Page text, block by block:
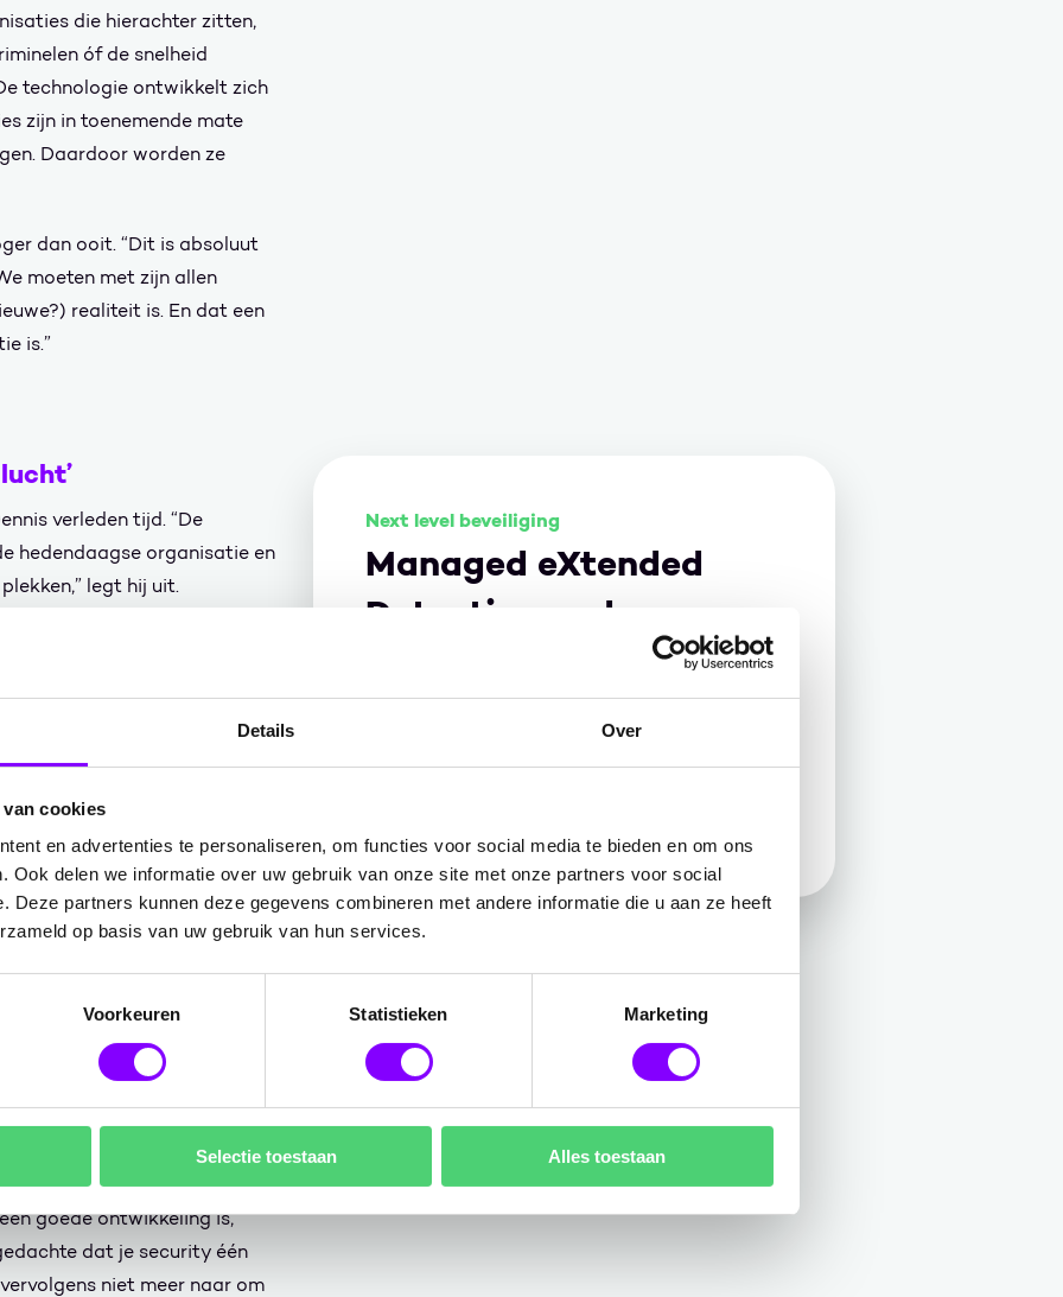
Details Over
cookies
en advertenties te personaliseren, om functies voor social media te bieden en om ons
Ook delen we informatie over uw gebruik van onze site met onze partners voor social
Deze partners kunnen deze gegevens combineren met andere informatie die u aan ze heeft
op basis van uw gebruik van hun services.
Voorkeuren Statistieken Marketing
Selectie toestaan Alles toestaan
die hierachter zitten,
óf de snelheid
technologie ontwikkelt zich
zijn in toenemende mate
Daardoor worden ze
dan ooit. “Dit is absoluut
moeten met zijn allen
realiteit is. En dat een
is.”
verleden tijd. “De
hedendaagse organisatie en
legt hij uit.
opdelen in een reeks op
simpelweg niet meer
Wil je het volledige plaatje
en oren ‘in de lucht’ te
een positieve ontwikkeling
“Er wordt veel
media lezen we met grote
beseffen steeds meer
optioneel is. Ik geloof dat
is. En hopelijk wordt
waaraan we met zijn
Next level beveiliging
Managed eXtended
Detection and
Cybersecurity als next level beveiliging tegen
business as usual
goede ontwikkeling is,
dat je security één
niet meer naar om